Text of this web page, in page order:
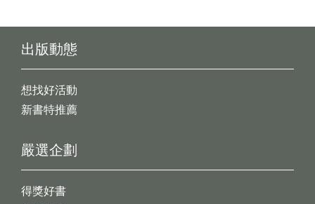
出版動態
想找好活動
新書特推薦
嚴選企劃
得獎好書